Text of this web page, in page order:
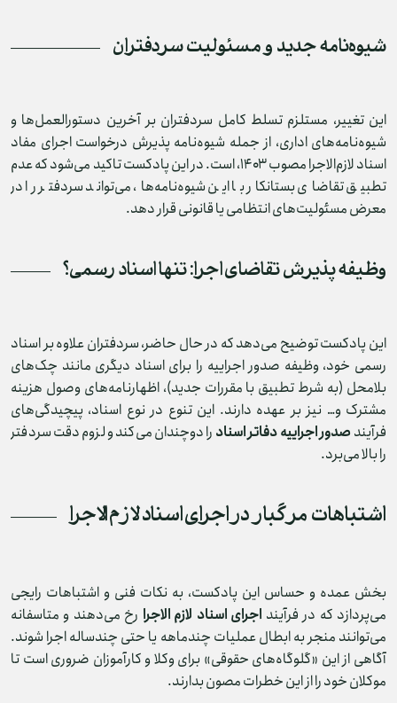
شیوه‌نامه جدید و مسئولیت سردفتران
این تغییر، مستلزم تسلط کامل سردفتران بر آخرین دستورالعمل‌ها و
شیوه‌نامه‌های اداری، از جمله شیوه‌نامه پذیرش درخواست اجرای مفاد
اسناد لازم‌الاجرا مصوب ۱۴۰۳، است. در این پادکست تاکید می‌شود که عدم
تطبیق تقاضای بستانکار با این شیوه‌نامه‌ها، می‌تواند سردفتر را در
معرض مسئولیت‌های انتظامی یا قانونی قرار دهد.
وظیفه پذیرش تقاضای اجرا: تنها اسناد رسمی؟
این پادکست توضیح می‌دهد که در حال حاضر، سردفتران علاوه بر اسناد
رسمی خود، وظیفه صدور اجراییه را برای اسناد دیگری مانند چک‌های
بلامحل (به شرط تطبیق با مقررات جدید)، اظهارنامه‌های وصول هزینه
مشترک و… نیز بر عهده دارند. این تنوع در نوع اسناد، پیچیدگی‌های
فرآیند صدور اجراییه دفاتر اسناد را دوچندان می‌کند و لزوم دقت سردفتر
را بالا می‌برد.
اشتباهات مرگبار در اجرای اسناد لازم‌ الاجرا
بخش عمده و حساس این پادکست، به نکات فنی و اشتباهات رایجی
می‌پردازد که در فرآیند اجرای اسناد لازم‌ الاجرا رخ می‌دهند و متاسفانه
می‌توانند منجر به ابطال عملیات چندماهه یا حتی چندساله اجرا شوند.
آگاهی از این «گلوگاه‌های حقوقی» برای وکلا و کارآموزان ضروری است تا
موکلان خود را از این خطرات مصون بدارند.